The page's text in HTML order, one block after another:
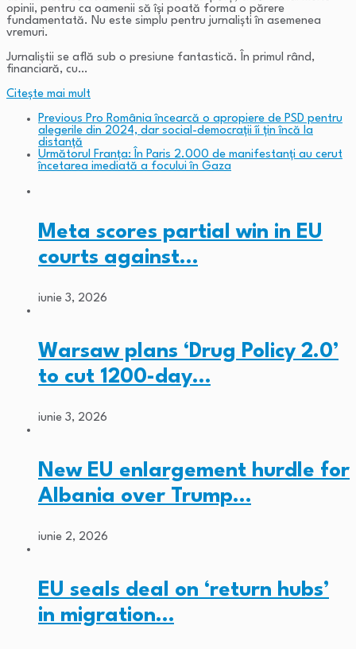
opinii, pentru ca oamenii să își poată forma o părere
fundamentată. Nu este simplu pentru jurnaliști în asemenea
vremuri.
Jurnaliștii se află sub o presiune fantastică. În primul rând,
financiară, cu…
Citeşte mai mult
Previous Pro România încearcă o apropiere de PSD pentru
alegerile din 2024, dar social-democrații îi țin încă la
distanță
Următorul
Franța: În Paris 2.000 de manifestanți au cerut
încetarea imediată a focului în Gaza
Meta scores partial win in EU
courts against…
iunie 3, 2026
Warsaw plans ‘Drug Policy 2.0’
to cut 1200-day…
iunie 3, 2026
New EU enlargement hurdle for
Albania over Trump…
iunie 2, 2026
EU seals deal on ‘return hubs’
in migration…